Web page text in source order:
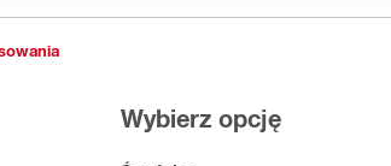
Wybierz opcję